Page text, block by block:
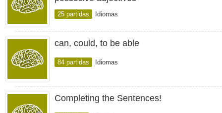
25 partidas Idiomas
can, could, to be able
84 partidas Idiomas
Completing the Sentences!